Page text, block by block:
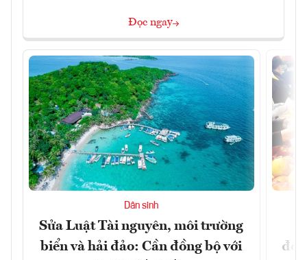
Đọc ngay
Dân sinh
Sửa Luật Tài nguyên, môi trường
biển và hải đảo: Cần đồng bộ với